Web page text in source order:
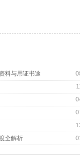
料与用证书途
全解析